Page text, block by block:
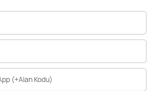
(+alan Kodu)